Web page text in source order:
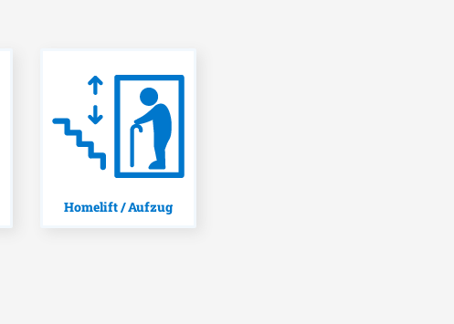
Homelift / Aufzug